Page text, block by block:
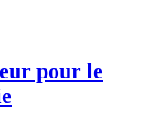
pour le